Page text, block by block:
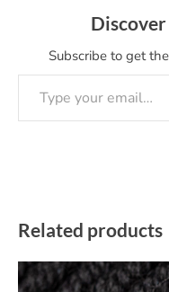
Subscribe to get
Type your email…
Related products